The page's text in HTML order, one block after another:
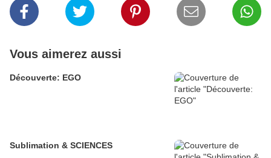
Vous aimerez aussi
Découverte: EGO
Sublimation & SCIENCES